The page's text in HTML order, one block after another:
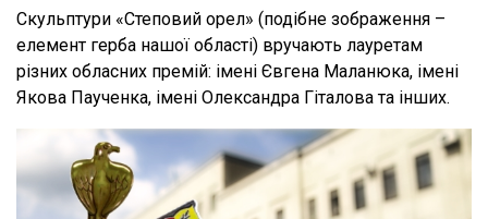
Скульптури «Степовий орел» (подібне зображення –
елемент герба нашої області) вручають лауретам
різних обласних премій: імені Євгена Маланюка, імені
Якова Паученка, імені Олександра Гіталова та інших.